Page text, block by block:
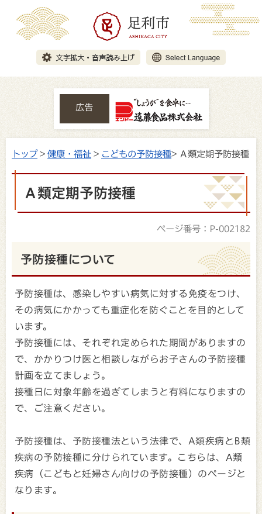
広告
トップ> 健康・福祉 > こどもの予防接種> Ａ類定期予防接種
Ａ類定期予防接種
ページ番号：P-002182
予防接種について
予防接種は、感染しやすい病気に対する免疫をつけ、
その病気にかかっても重症化を防ぐことを目的として
います。
予防接種には、それぞれ定められた期間がありますの
で、かかりつけ医と相談しながらお子さんの予防接種
計画を立てましょう。
接種日に対象年齢を過ぎてしまうと有料になりますの
で、ご注意ください。
予防接種は、予防接種法という法律で、A類疾病とB類
疾病の予防接種に分けられています。こちらは、A類
疾病（こどもと妊婦さん向けの予防接種）のページと
なります。